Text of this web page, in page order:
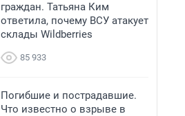
граждан. Татьяна Ким
ответила, почему ВСУ атакует
склады Wildberries
85 933
Погибшие и пострадавшие.
Что известно о взрыве в